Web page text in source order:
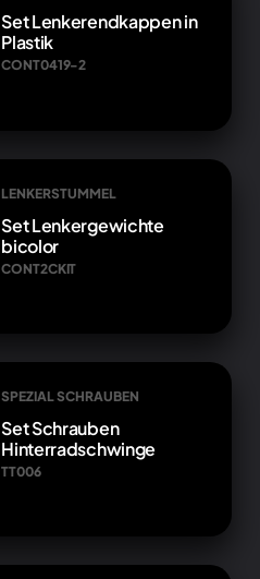
Set Lenkerendkappen in
Plastik
CONT0419-2
LENKERSTUMMEL
Set Lenkergewichte
bicolor
CONT2CKIT
SPEZIAL SCHRAUBEN
Set Schrauben
Hinterradschwinge
TT006